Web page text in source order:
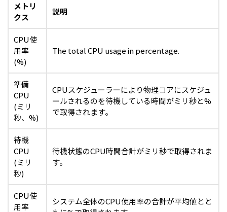
メトリ
クス
説明
CPU使
用率
(%)
The total CPU usage in percentage.
準備
CPU
(ミリ
秒、%)
CPUスケジューラーにより物理コアにスケジュ
ールされるのを待機している時間がミリ秒と%
で取得されます。
待機
CPU
(ミリ
秒)
待機状態のCPU時間合計がミリ秒で取得されま
す。
CPU使
用率
システム全体のCPU使用率の合計が平均値とと